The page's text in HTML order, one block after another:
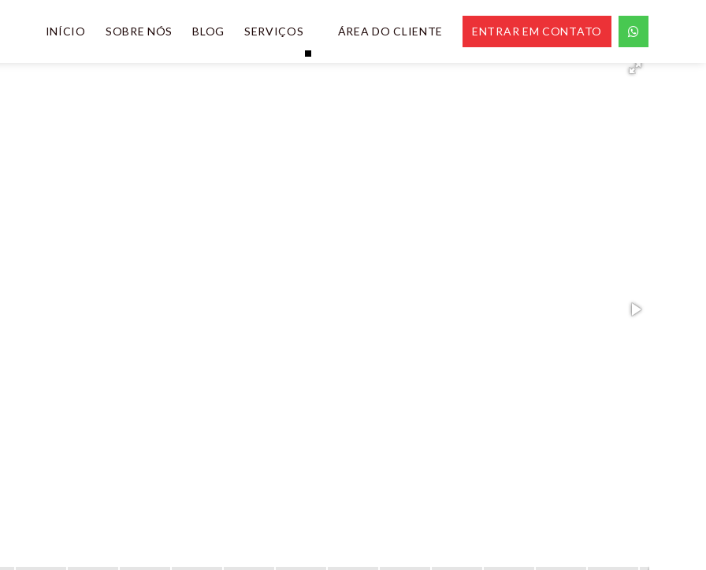
ENTRAR EM CONTATO
ÁREA DO CLIENTE
SERVIÇOS
BLOG
SOBRE NÓS
INÍCIO